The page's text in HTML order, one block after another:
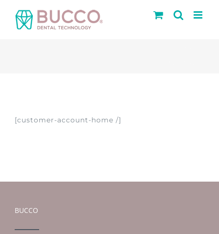
[customer-account-home /]
BUCCO